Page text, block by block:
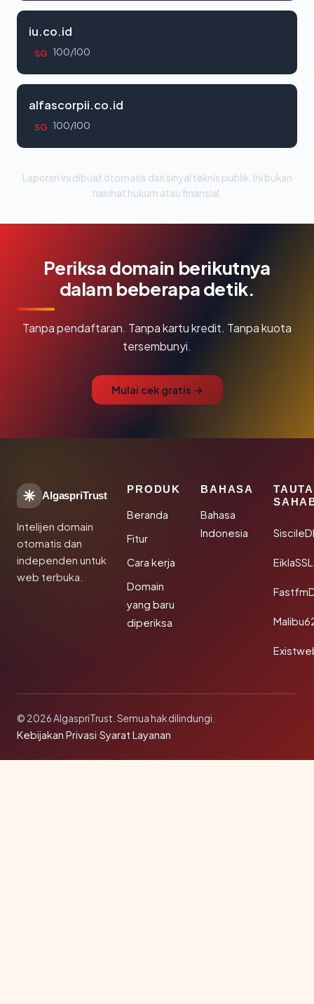
iu.co.id
SG 100/100
alfascorpii.co.id
SG 100/100
Laporan ini dibuat otomatis dari sinyal teknis publik. Ini bukan
nasihat hukum atau finansial.
Periksa domain berikutnya
dalam beberapa detik.
Tanpa pendaftaran. Tanpa kartu kredit. Tanpa kuota
tersembunyi.
Mulai cek gratis →
AlgaspriTrust
Intelijen domain
otomatis dan
independen untuk
web terbuka.
PRODUK
Beranda
Fitur
Cara kerja
Domain
yang baru
diperiksa
BAHASA
Bahasa
Indonesia
EiklaSSL
© 2026 AlgaspriTrust. Semua hak dilindungi.
Kebijakan Privasi·Syarat Layanan